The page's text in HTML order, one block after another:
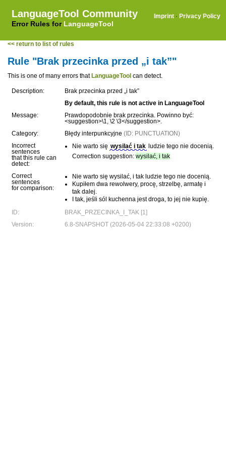
LanguageTool Community
Error Rules for LanguageTool
Imprint · Privacy Policy
<< return to list of rules
Rule "Brak przecinka przed „i tak”"
This is one of many errors that LanguageTool can detect.
Description:
Brak przecinka przed „i tak”
By default, this rule is not active in LanguageTool
Message:
Prawdopodobnie brak przecinka. Powinno być:
<suggestion>\1, \2 \3</suggestion>.
Category:
Błędy interpunkcyjne (ID: PUNCTUATION)
Incorrect
sentences
that this rule can
detect:
Nie warto się wysilać i tak ludzie tego nie docenią.
Correction suggestion: wysilać, i tak
Correct
sentences
for comparison:
Nie warto się wysilać, i tak ludzie tego nie docenią.
Kupiłem dwa rewolwery, procę, strzelbę, armatę i
tak dalej.
I tak, jeśli sól kuchenna jest droga, to jej nie kupię.
ID:
BRAK_PRZECINKA_I_TAK [1]
Version:
6.8-SNAPSHOT (2026-05-04 22:33:08 +0200)